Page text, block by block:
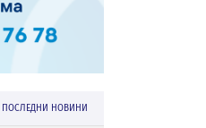
ПОСЛЕДНИ НОВИНИ